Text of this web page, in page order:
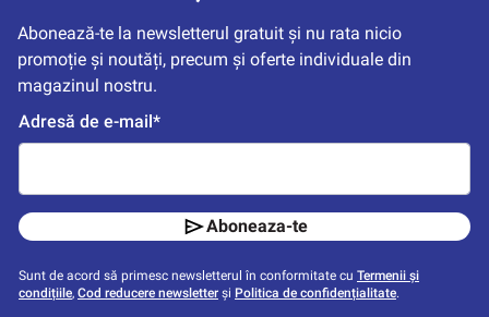
Abonează-te la newsletterul gratuit și nu rata nicio
promoție și noutăți, precum și oferte individuale din
magazinul nostru.
Adresă de e-mail*
Aboneaza-te
Sunt de acord să primesc newsletterul în conformitate cu Termenii și
condițiile, Cod reducere newsletter și Politica de confidențialitate.